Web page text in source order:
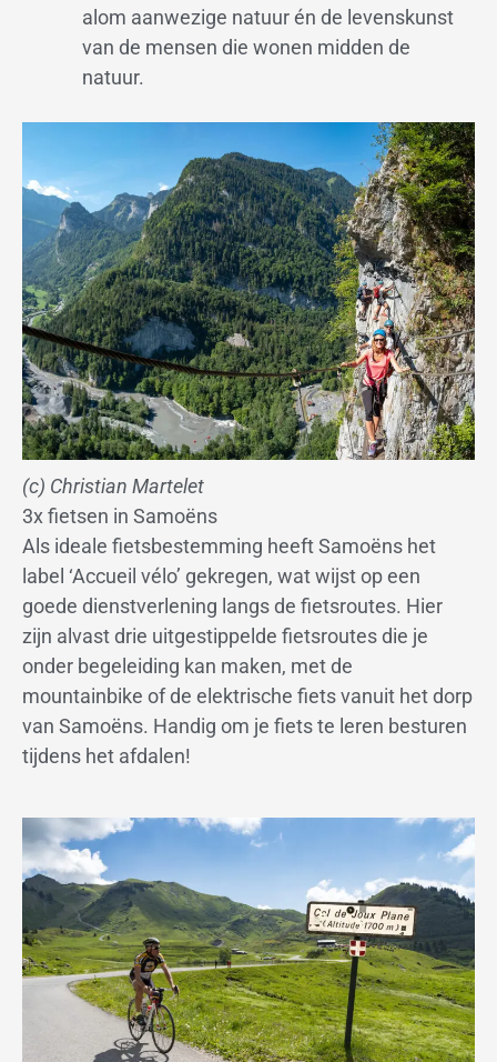
alom aanwezige natuur én de levenskunst
van de mensen die wonen midden de
natuur.
(c) Christian Martelet
3x fietsen in Samoëns
Als ideale fietsbestemming heeft Samoëns het
label ‘Accueil vélo’ gekregen, wat wijst op een
goede dienstverlening langs de fietsroutes. Hier
zijn alvast drie uitgestippelde fietsroutes die je
onder begeleiding kan maken, met de
mountainbike of de elektrische fiets vanuit het dorp
van Samoëns. Handig om je fiets te leren besturen
tijdens het afdalen!